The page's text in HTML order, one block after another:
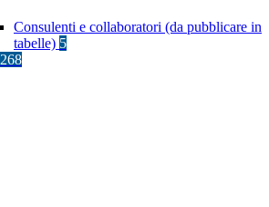
Consulenti e collaboratori (da pubblicare in
tabelle) 5
268